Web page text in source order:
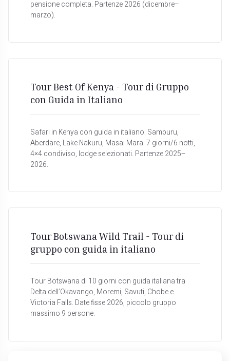
pensione completa. Partenze 2026 (dicembre–
marzo).
Tour Best Of Kenya - Tour di Gruppo
con Guida in Italiano
Safari in Kenya con guida in italiano: Samburu,
Aberdare, Lake Nakuru, Masai Mara. 7 giorni/6 notti,
4×4 condiviso, lodge selezionati. Partenze 2025–
2026.
Tour Botswana Wild Trail - Tour di
gruppo con guida in italiano
Tour Botswana di 10 giorni con guida italiana tra
Delta dell’Okavango, Moremi, Savuti, Chobe e
Victoria Falls. Date fisse 2026, piccolo gruppo
massimo 9 persone.